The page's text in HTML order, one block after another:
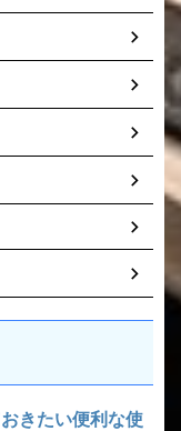
きたい便利な使